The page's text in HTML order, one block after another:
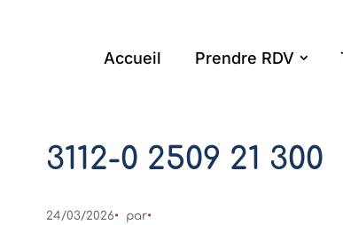
Accueil Prendre RDV
3112-0 2509 21 300
24/03/2026 par